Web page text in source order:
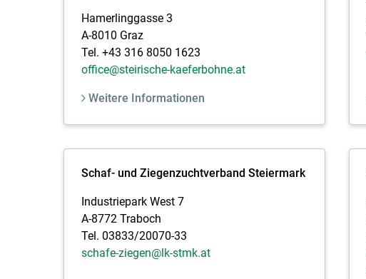
Hamerlinggasse 3
A-8010 Graz
Tel. +43 316 8050 1623
office@steirische-kaeferbohne.at
Weitere Informationen
Schaf- und Ziegenzuchtverband Steiermark
Industriepark West 7
A-8772 Traboch
Tel. 03833/20070-33
schafe-ziegen@lk-stmk.at